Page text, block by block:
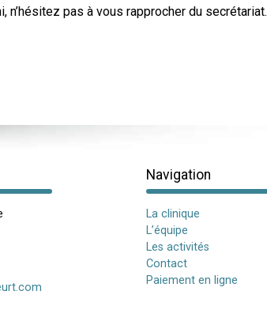
pas à vous rapprocher du secrétariat.
Navigation
La clinique
L’équipe
Les activités
Contact
Paiement en ligne